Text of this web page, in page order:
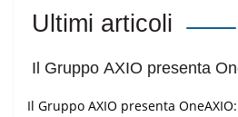
Ultimi articoli
Il Gruppo AXIO presenta
Il Gruppo AXIO presenta